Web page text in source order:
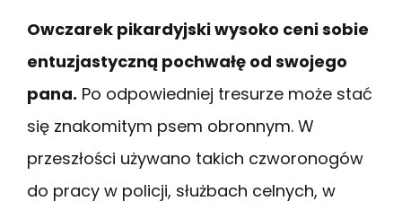
Owczarek pikardyjski wysoko ceni sobie
entuzjastyczną pochwałę od swojego
pana. Po odpowiedniej tresurze może stać
się znakomitym psem obronnym. W
przeszłości używano takich czworonogów
do pracy w policji, służbach celnych, w